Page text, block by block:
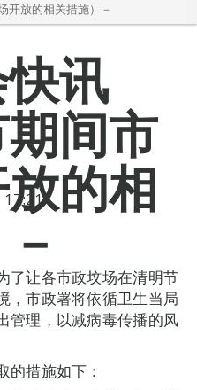
开放的相关措施）－
讯
期间市
的相
17:21
了让各市政坟场在清明节
，市政署将依循卫生当局
管理，以减病毒传播的风
的措施如下：